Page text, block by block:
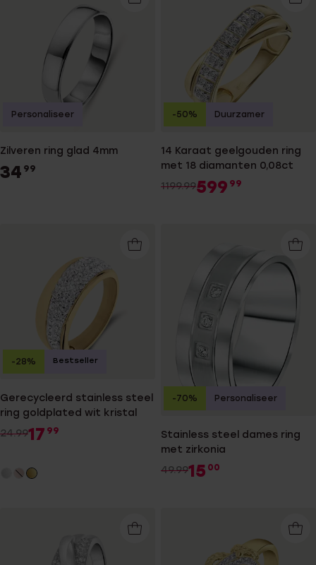
Zilveren ring glad 4mm
34 99
Personaliseer
14 Karaat geelgouden ring
met 18 diamanten 0,08ct
1199.99599 99
-50% Duurzamer
Gerecycleerd stainless steel
ring goldplated wit kristal
24.9917 99
-28% Bestseller
Stainless steel dames ring
met zirkonia
49.9915 00
-70% Personaliseer